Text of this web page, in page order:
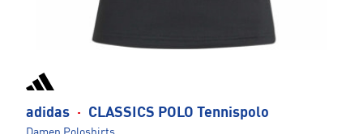
adidas · CLASSICS POLO Tennispolo